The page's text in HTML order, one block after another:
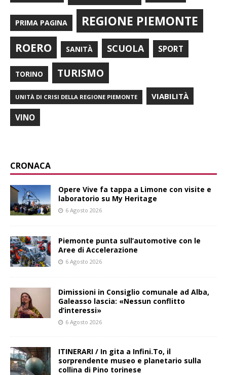
PRIMA PAGINA REGIONE PIEMONTE
ROERO SANITÀ SCUOLA SPORT
TORINO TURISMO
UNITÀ DI CRISI DELLA REGIONE PIEMONTE VIABILITÀ
VINO
CRONACA
Opere Vive fa tappa a Limone con visite e
laboratorio su My Heritage
6 Agosto 2026
Piemonte punta sull’automotive con le
Aree di Accelerazione
6 Agosto 2026
Dimissioni in Consiglio comunale ad Alba,
Galeasso lascia: «Nessun conflitto
d’interessi»
6 Agosto 2026
ITINERARI / In gita a Infini.To, il
sorprendente museo e planetario sulla
collina di Pino torinese